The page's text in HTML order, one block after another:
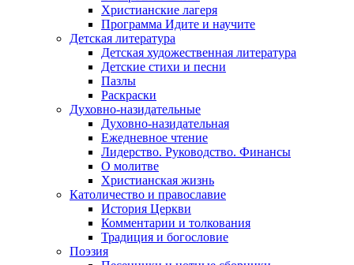
Христианские лагеря
Программа Идите и научите
Детская литература
Детская художественная литература
Детские стихи и песни
Пазлы
Раскраски
Духовно-назидательные
Духовно-назидательная
Ежедневное чтение
Лидерство. Руководство. Финансы
О молитве
Христианская жизнь
Католичество и православие
История Церкви
Комментарии и толкования
Традиция и богословие
Поэзия